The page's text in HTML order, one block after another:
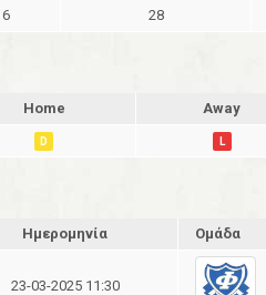
6
28
Home Away
D L
Ημερομηνία Ομάδα
23-03-2025 11:30